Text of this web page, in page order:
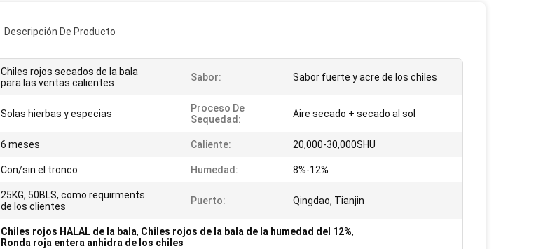
Descripción De Producto
Chiles rojos secados de la bala
para las ventas calientes
Sabor: Sabor fuerte y acre de los chiles
Solas hierbas y especias
Proceso De
Sequedad:
Aire secado + secado al sol
6 meses Caliente: 20,000-30,000SHU
Con/sin el tronco Humedad: 8%-12%
25KG, 50BLS, como requirments
de los clientes
Puerto: Qingdao, Tianjin
Chiles rojos HALAL de la bala, Chiles rojos de la bala de la humedad del 12%,
Ronda roja entera anhidra de los chiles